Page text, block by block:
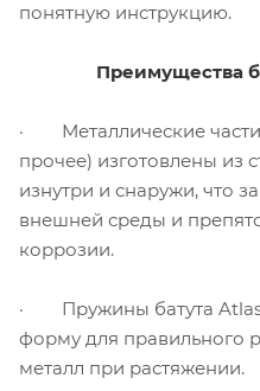
понятную инструкцию.
Преимущества
· Металлические части
прочее) изготовлены из
изнутри и снаружи, что
внешней среды и
коррозии.
· Пружины батута
форму для правильного
металл при растяжении.